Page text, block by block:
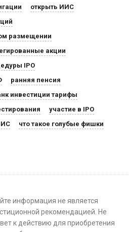
открыть ИИС
размещении
акции
IPO
ранняя пенсия
инвестиции тарифы
участие в IPO
что такое голубые фишки
информация не является
рекомендацией. Не
к действию для приобретения